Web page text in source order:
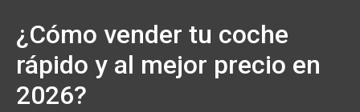
¿Cómo vender tu coche
rápido y al mejor precio en
2026?